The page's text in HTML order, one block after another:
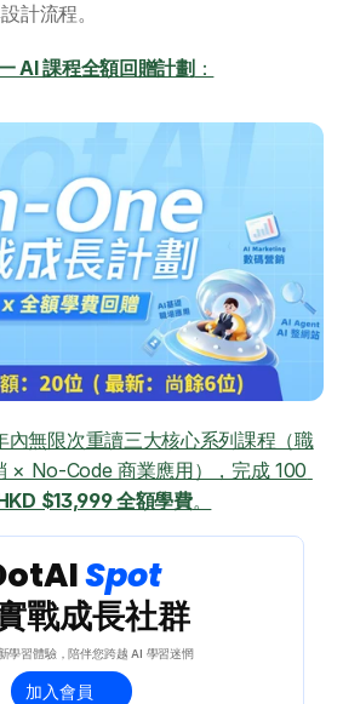
計流程。
AI 課程全額回贈計劃 ：
內無限次重讀三大核心系列課程（職
× No-Code 商業應用），完成 100
$13,999 全額學費。
Spot
戰成長社群
學習體驗，陪伴您跨越 AI 學習迷惘
加入會員